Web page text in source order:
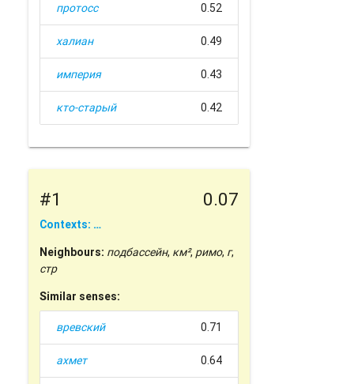
протосс 0.52
халиан 0.49
империя 0.43
кто-старый 0.42
#1 0.07
Contexts: …
Neighbours: подбассейн, км², римо, г,
стр
Similar senses:
вревский 0.71
ахмет 0.64